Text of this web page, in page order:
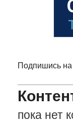
Подпишись на
пока нет